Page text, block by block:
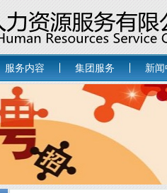
服务内容 集团服务 新